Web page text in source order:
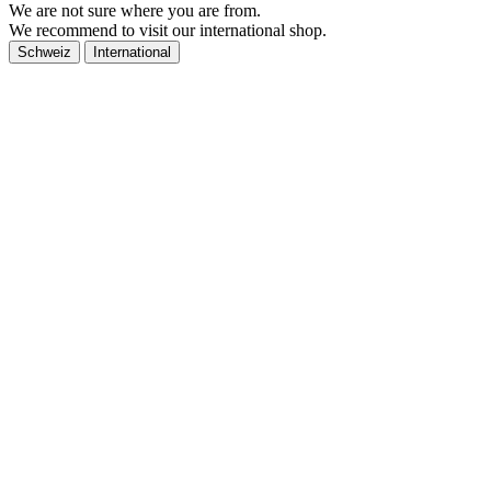
We are not sure where you are from.
We recommend to visit our international shop.
Schweiz International